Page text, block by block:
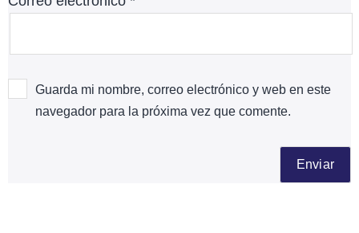
Guarda mi nombre, correo electrónico y web en este
navegador para la próxima vez que comente.